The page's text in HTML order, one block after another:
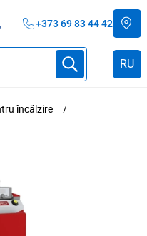
+373 69 83 44 42
RU
încălzire